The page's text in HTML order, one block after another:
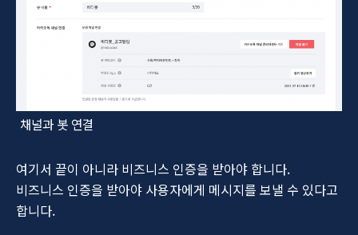
채널과 봇 연결
여기서 끝이 아니라 비즈니스 인증을 받아야 합니다.
비즈니스 인증을 받아야 사용자에게 메시지를 보낼 수 있다고
합니다.